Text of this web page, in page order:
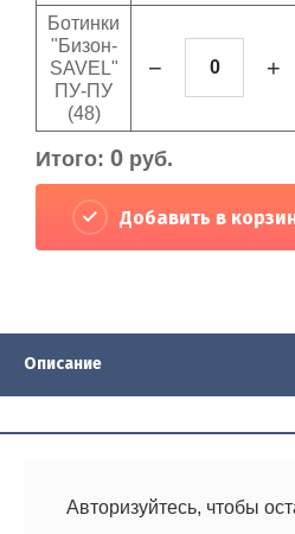
Ботинки
"Бизон-
SAVEL"
ПУ-ПУ
(48)
− +
Итого: 0 руб.
Добавить в
Описание
Авторизуйтесь, чтобы